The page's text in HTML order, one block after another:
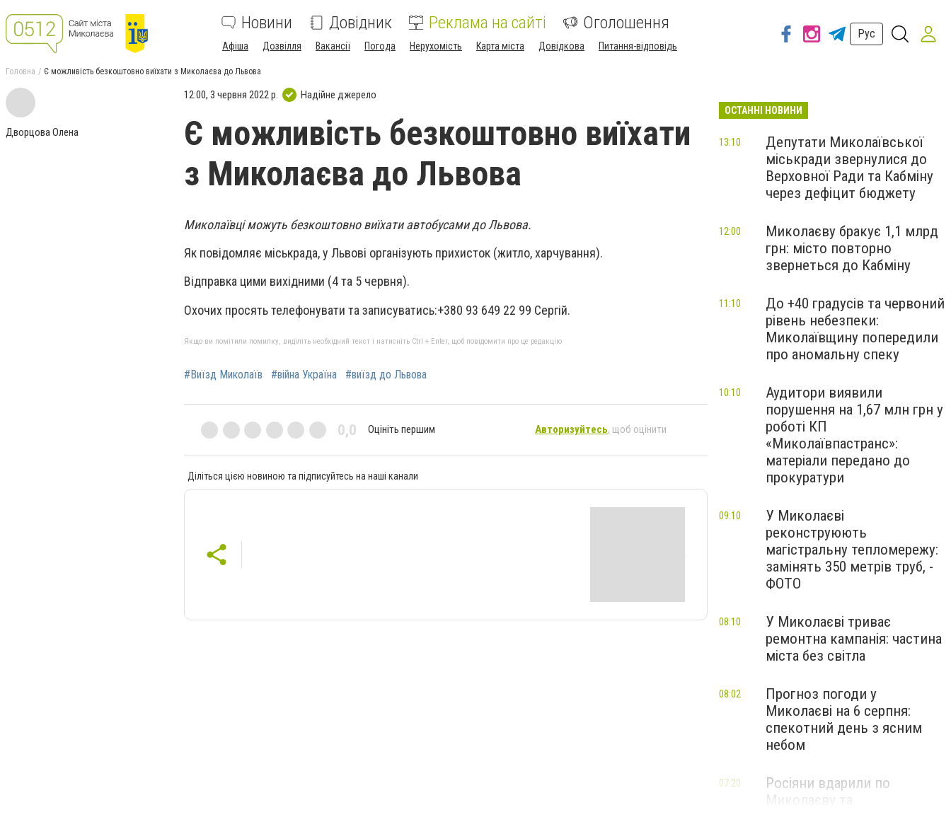
Новини Довідник Реклама на сайті Оголошення
Афіша Дозвілля Вакансії Погода Нерухомість Карта міста Довідкова Питання-відповідь
Рус
Головна Є можливість безкоштовно виїхати з Миколаєва до Львова
Дворцова Олена
12:00, 3 червня 2022 р. Надійне джерело
Є можливість безкоштовно виїхати
з Миколаєва до Львова
Миколаївці можуть безкоштовно виїхати автобусами до Львова.
Як повідомляє міськрада, у Львові організують прихисток (житло, харчування).
Відправка цими вихідними (4 та 5 червня).
Охочих просять телефонувати та записуватись:+380 93 649 22 99 Сергій.
Якщо ви помітили помилку, виділіть необхідний текст і натисніть Ctrl + Enter, щоб повідомити про це редакцію
#Виїзд Миколаїв #війна Україна #виїзд до Львова
0,0 Оцініть першим Авторизуйтесь, щоб оцінити
Діліться цією новиною та підписуйтесь на наші канали
ОСТАННІ НОВИНИ
Депутати Миколаївської
міськради звернулися до
Верховної Ради та Кабміну
через дефіцит бюджету
13:10
Миколаєву бракує 1,1 млрд
грн: місто повторно
звернеться до Кабміну
12:00
До +40 градусів та червоний
рівень небезпеки:
Миколаївщину попередили
про аномальну спеку
11:10
Аудитори виявили
порушення на 1,67 млн грн у
роботі КП
«Миколаївпастранс»:
матеріали передано до
прокуратури
10:10
У Миколаєві
реконструюють
магістральну тепломережу:
замінять 350 метрів труб, -
ФОТО
09:10
У Миколаєві триває
ремонтна кампанія: частина
міста без світла
08:10
Прогноз погоди у
Миколаєві на 6 серпня:
спекотний день з ясним
небом
08:02
Росіяни вдарили по
Миколаєву та
07:20